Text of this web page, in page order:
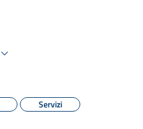
Servizi